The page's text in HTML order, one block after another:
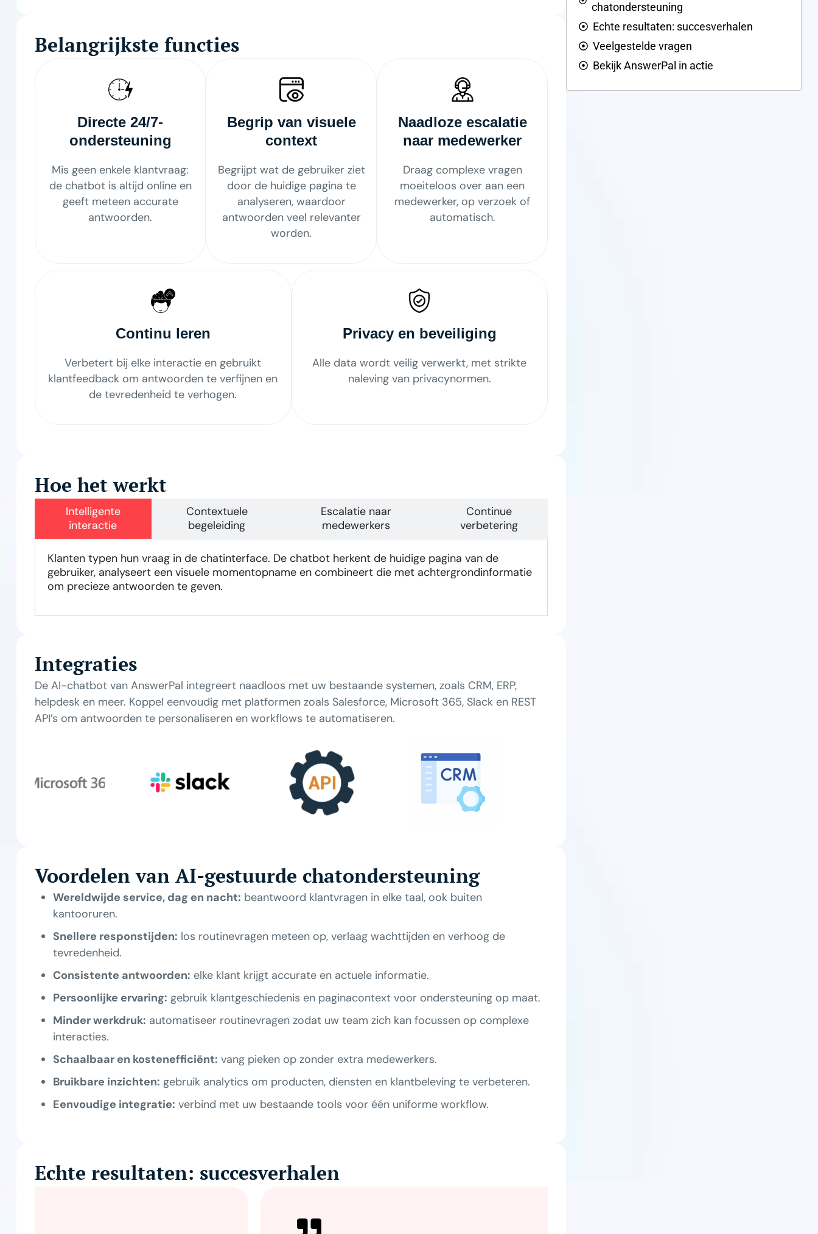
Belangrijkste functies
Directe 24/7-
ondersteuning
Mis geen enkele klantvraag:
de chatbot is altijd online en
geeft meteen accurate
antwoorden.
Begrip van visuele
context
Begrijpt wat de gebruiker ziet
door de huidige pagina te
analyseren, waardoor
antwoorden veel relevanter
worden.
Naadloze escalatie
naar medewerker
Draag complexe vragen
moeiteloos over aan een
medewerker, op verzoek of
automatisch.
Continu leren
Verbetert bij elke interactie en gebruikt
klantfeedback om antwoorden te verfijnen en
de tevredenheid te verhogen.
Privacy en beveiliging
Alle data wordt veilig verwerkt, met strikte
naleving van privacynormen.
Hoe het werkt
Intelligente
interactie
Contextuele
begeleiding
Escalatie naar
medewerkers
Continue
verbetering
Klanten typen hun vraag in de chatinterface. De chatbot herkent de huidige pagina van de
gebruiker, analyseert een visuele momentopname en combineert die met achtergrondinformatie
om precieze antwoorden te geven.
Integraties
De AI-chatbot van AnswerPal integreert naadloos met uw bestaande systemen, zoals CRM, ERP,
helpdesk en meer. Koppel eenvoudig met platformen zoals Salesforce, Microsoft 365, Slack en REST
API’s om antwoorden te personaliseren en workflows te automatiseren.
Voordelen van AI-gestuurde chatondersteuning
Wereldwijde service, dag en nacht: beantwoord klantvragen in elke taal, ook buiten
kantooruren.
Snellere responstijden: los routinevragen meteen op, verlaag wachttijden en verhoog de
tevredenheid.
Consistente antwoorden: elke klant krijgt accurate en actuele informatie.
Persoonlijke ervaring: gebruik klantgeschiedenis en paginacontext voor ondersteuning op maat.
Minder werkdruk: automatiseer routinevragen zodat uw team zich kan focussen op complexe
interacties.
Schaalbaar en kostenefficiënt: vang pieken op zonder extra medewerkers.
Bruikbare inzichten: gebruik analytics om producten, diensten en klantbeleving te verbeteren.
Eenvoudige integratie: verbind met uw bestaande tools voor één uniforme workflow.
Echte resultaten: succesverhalen
chatondersteuning
Echte resultaten: succesverhalen
Veelgestelde vragen
Bekijk AnswerPal in actie